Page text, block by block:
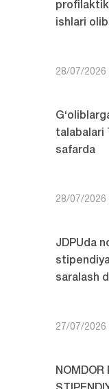
ishlari
28/07/2026
talabalari
safarda
28/07/2026
JDPUda
saralash
27/07/2026
NOMDOR